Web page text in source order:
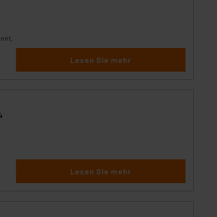
Lesen Sie mehr
Lesen Sie mehr